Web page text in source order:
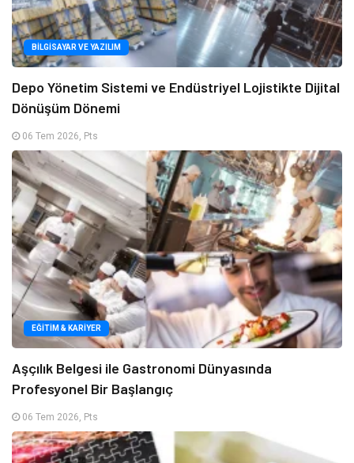
BILGISAYAR VE YAZILIM
Depo Yönetim Sistemi ve Endüstriyel Lojistikte Dijital
Dönüşüm Dönemi
06 Tem 2026, Pts
EĞITIM & KARIYER
Aşçılık Belgesi ile Gastronomi Dünyasında
Profesyonel Bir Başlangıç
06 Tem 2026, Pts